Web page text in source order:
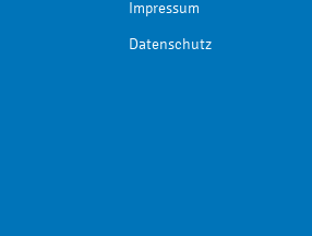
Impressum
Datenschutz